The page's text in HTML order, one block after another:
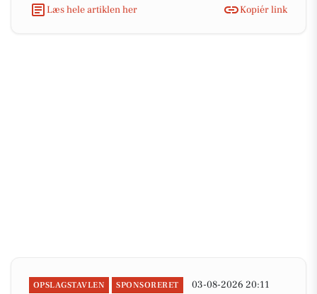
Læs hele artiklen her Kopiér link
OPSLAGSTAVLEN SPONSORERET 03-08-2026 20:11